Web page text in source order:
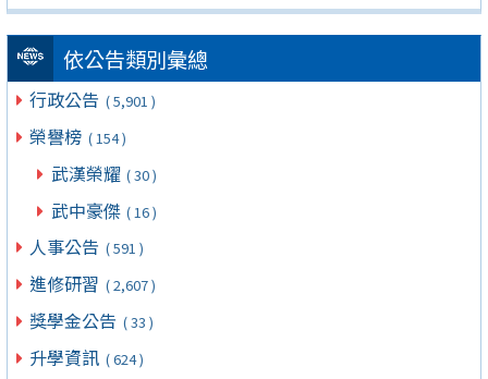
依公告類別彙總
行政公告 ( 5,901 )
榮譽榜 ( 154 )
武漢榮耀 ( 30 )
武中豪傑 ( 16 )
人事公告 ( 591 )
進修研習 ( 2,607 )
獎學金公告 ( 33 )
升學資訊 ( 624 )